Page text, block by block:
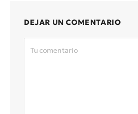
DEJAR UN COMENTARIO